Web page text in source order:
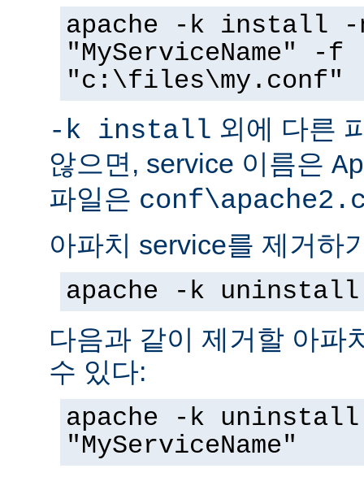
apache -k install -
"MyServiceName" -f
"c:\files\my.conf"
-k install 외에 다른
않으면, service 이름은
파일은
아파치 service를 제거하
apache -k uninstall
다음과 같이 제거할 아파
수 있다:
apache -k
"MyServiceName"